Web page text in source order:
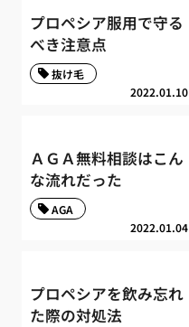
プロペシア服用で守る
べき注意点
2022.01.10
抜け毛
ＡＧＡ無料相談はこん
な流れだった
2022.01.04
AGA
プロペシアを飲み忘れ
た際の対処法